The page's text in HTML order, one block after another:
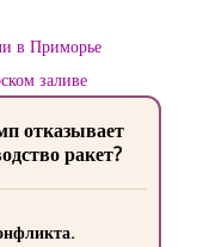
в Приморье
заливе
отказывает
ракет?